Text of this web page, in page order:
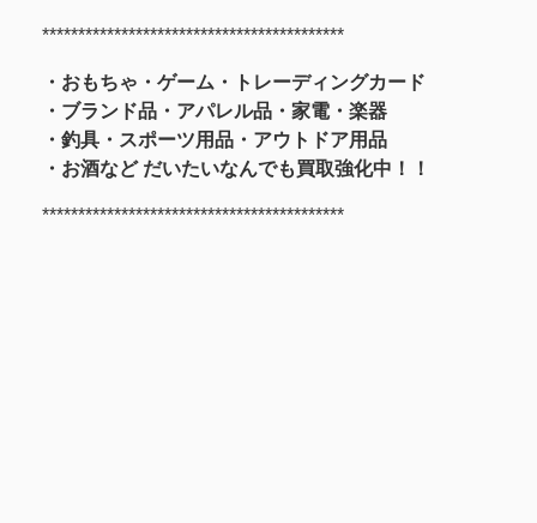
******************************************
・おもちゃ・ゲーム・トレーディングカード
・ブランド品・アパレル品・家電・楽器
・釣具・スポーツ用品・アウトドア用品
・お酒など だいたいなんでも買取強化中！！
******************************************